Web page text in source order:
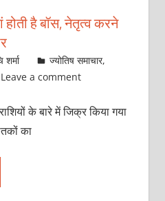
है बॉस, नेतृत्व करने
शर्मा ज्योतिष समाचार,
Leave a comment
के बारे में जिक्र किया गया
का